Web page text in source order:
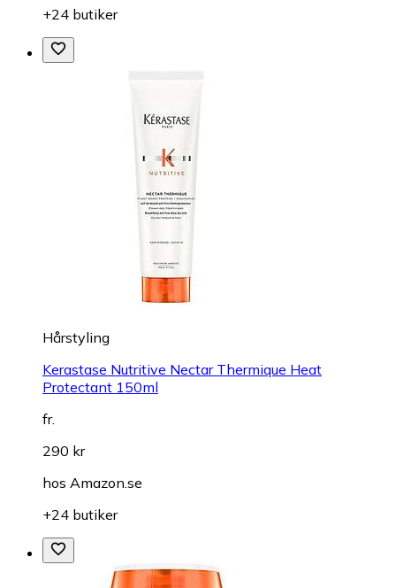
+24 butiker
Hårstyling
Kerastase Nutritive Nectar Thermique Heat
Protectant 150ml
fr.
290 kr
hos Amazon.se
+24 butiker